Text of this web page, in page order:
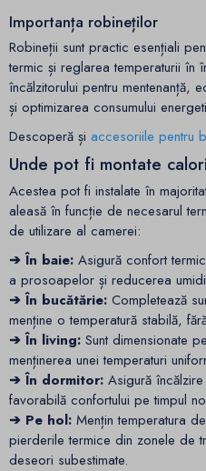
Importanța robineților
Robineții sunt practic esențiali
termic și reglarea temperaturii în
încălzitorului pentru mentenanță,
și optimizarea consumului
Descoperă și accesoriile pentru
Unde pot fi montate
Acestea pot fi instalate în
aleasă în funcție de necesarul
de utilizare al camerei:
➔ În baie: Asigură confort
a prosoapelor și reducerea
➔ În bucătărie: Completează
menține o temperatură stabilă,
➔ În living: Sunt dimensionate
menținerea unei temperaturi
➔ În dormitor: Asigură
favorabilă confortului pe timpul
➔ Pe hol: Mențin temperatura
pierderile termice din zonele de
deseori subestimate.